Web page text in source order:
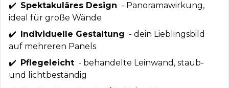
✔️ Spektakuläres Design - Panoramawirkung,
ideal für große Wände
✔️ Individuelle Gestaltung - dein Lieblingsbild
auf mehreren Panels
✔️ Pflegeleicht - behandelte Leinwand, staub-
und lichtbeständig